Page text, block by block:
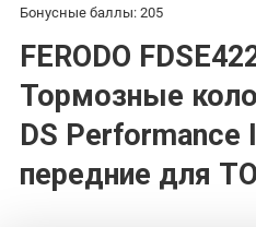
Бонусные баллы: 205
FERODO
Тормозные
DS Performance
передние для